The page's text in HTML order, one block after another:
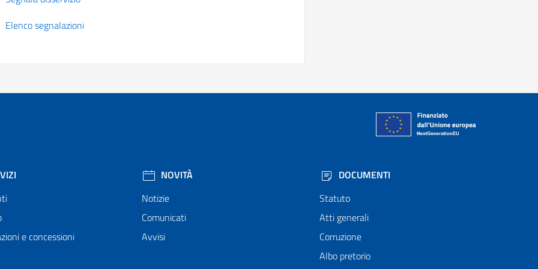
Elenco segnalazioni
e concessioni
NOVITÀ
Notizie
Comunicati
Avvisi
DOCUMENTI
Statuto
Atti generali
Corruzione
Albo pretorio